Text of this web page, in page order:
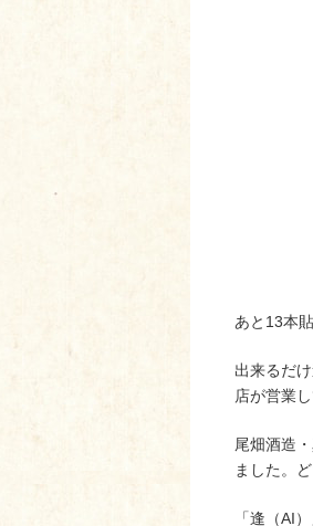
あと13本
出来るだ
店が営業
尾畑酒造
ました。
「逢（AI